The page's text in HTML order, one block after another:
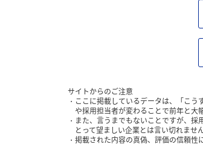
サイトからのご注意
ここに掲載しているデータは、「こ
や採用担当者が変わることで前年と大
また、言うまでもないことですが、
とって望ましい企業とは言い切れませ
掲載された内容の真偽、評価の信頼性